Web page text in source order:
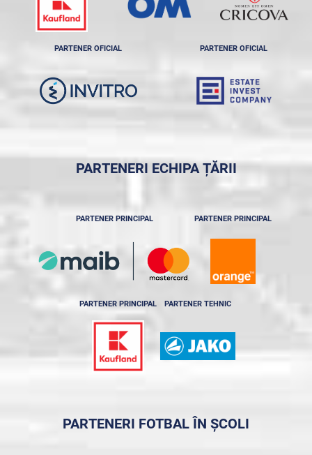
PARTENER OFICIAL PARTENER OFICIAL
PARTENERI ECHIPA ȚĂRII
PARTENER PRINCIPAL PARTENER PRINCIPAL
PARTENER PRINCIPAL PARTENER TEHNIC
PARTENERI FOTBAL ÎN ȘCOLI